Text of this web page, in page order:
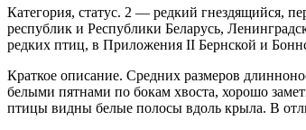
Категория, статус. 2 — редкий гнездящийся,
республик и Республики Беларусь,
редких птиц, в Приложения II Бернской и
Краткое описание. Средних размеров
белыми пятнами по бокам хвоста, хорошо
птицы видны белые полосы вдоль крыла. В